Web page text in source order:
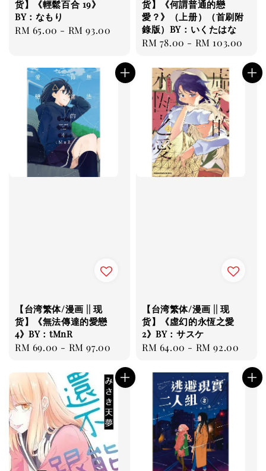
货】《輕鬆百合 19》
BY：なもり
Regular
RM 65.00 - RM 93.00
货】《何謂普通的戀
愛？》（上册）（首刷附
錄版）BY：いくたはな
Regular
RM 78.00 - RM 103.00
【台湾繁体/漫画 || 现
货】《無法傳達的愛戀
4》BY：tMnR
Regular
RM 69.00 - RM 97.00
【台湾繁体/漫画 || 现
货】《虛幻的永恆之愛
2》BY：サスケ
Regular
RM 64.00 - RM 92.00